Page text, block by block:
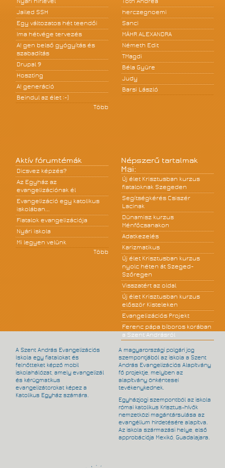
Jailed SSH
Egy változatos hét teendői
Ima hétvége tervezés
A! gen belső gyógyítás és
szabadítás
Drupal 9
Hoszting
A! generáció
Beindul az élet :-)
Több
herczegnoemi
Sanci
MÁHR ALEXANDRA
Németh Edit
TMagdi
Béla Gyüre
Judy
Barsi László
Aktív fórumtémák
Dicsvez képzés?
Az Egyház az
evangelizációnak él
Evangelizáció egy katolikus
iskolában...
Fiatalok evangelizációja
Nyári iskola
Mi legyen velünk
Több
Népszerű tartalmak
Mai:
Új élet Krisztusban kurzus
fiataloknak Szegeden
Segítségkérés Csiszér
Lacinak
Dünamisz kurzus
Ménfőcsanakon
Adatkezelés
Karizmatikus
Új élet Krisztusban kurzus
nyolc héten át Szeged-
Szőregen
Visszatért az oldal
Új élet Krisztusban kurzus
először Kisteleken
Evangelizációs Projekt
Ferenc pápa bíboros korában
a Szent Andrásról
A Szent András Evangelizációs
Iskola egy fiatalokat és
felnőtteket képző mobil
iskolahálózat, amely evangelizál
és kérügmatikus
evangelizátorokat képez a
Katolikus Egyház számára.
A magyarországi polgári jog
szempontjából az iskola a Szent
András Evangelizációs Alapítvány
fő projektje, melyben az
alapítvány önkéntesei
tevékenykednek.
Egyházjogi szempontból az iskola
római katolikus Krisztus-hívők
nemzetközi magántársulása az
evangélium hirdetésére alapítva.
Az iskola származási helye, első
approbációja Mexikó, Guadalajara.